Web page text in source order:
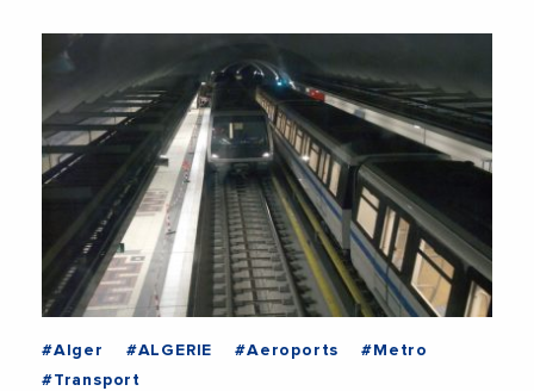
#Alger #ALGERIE #Aeroports
#Metro
#Transport